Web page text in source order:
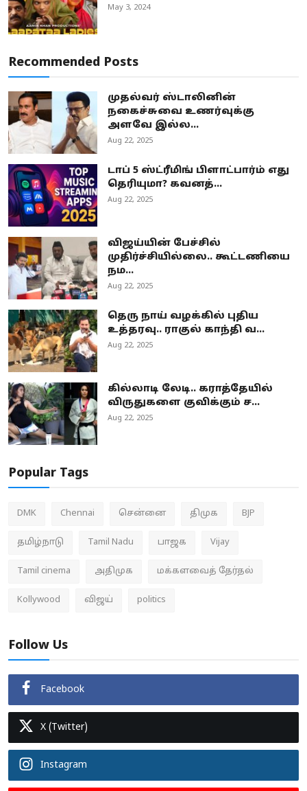
May 3, 2024
Recommended Posts
முதல்வர் ஸ்டாலினின்
நகைச்சுவை உணர்வுக்கு
அளவே இல்ல...
Aug 22, 2025
டாப் 5 ஸ்ட்ரீமிங் பிளாட்பார்ம் எது
தெரியுமா? கவனத்...
Aug 22, 2025
விஜய்யின் பேச்சில்
முதிர்ச்சியில்லை.. கூட்டணியை
நம...
Aug 22, 2025
தெரு நாய் வழக்கில் புதிய
உத்தரவு.. ராகுல் காந்தி வ...
Aug 22, 2025
கில்லாடி லேடி.. கராத்தேயில்
விருதுகளை குவிக்கும் ச...
Aug 22, 2025
Popular Tags
DMK Chennai சென்னை திமுக BJP
தமிழ்நாடு Tamil Nadu பாஜக Vijay
Tamil cinema அதிமுக மக்களவைத் தேர்தல்
Kollywood விஜய் politics
Follow Us
Facebook
X (Twitter)
Instagram